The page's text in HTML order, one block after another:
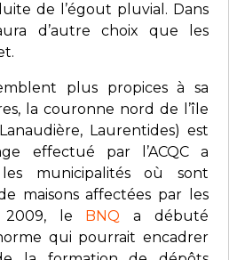
de l’égout pluvial. Dans
d’autre choix que les
plus propices à sa
la couronne nord de l’île
Laurentides) est
effectué par l’ACQC a
les municipalités où sont
maisons affectées par les
2009, le BNQ a débuté
qui pourrait encadrer